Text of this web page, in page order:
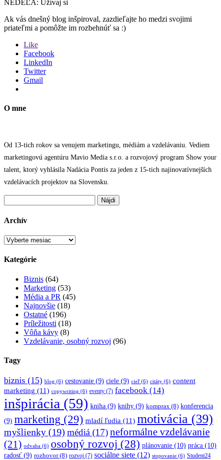
NEDEĽA: Užívaj si
Ak vás dnešný blog inšpiroval, zazdieľajte ho medzi svojimi
priateľmi a pomôžte im rozbehnúť sa :)
Like
Facebook
LinkedIn
Twitter
Gmail
O mne
Od 13-tich rokov sa venujem marketingu, médiám a vzdelávaniu. Vediem
marketingovú agentúru Mavio Media s.r.o. a rozvojový program Show your
talent, ktorý vyhlásila Nadácia Pontis za jeden z 15-tich najinovatívnejších
vzdelávacích projektov na Slovensku.
Archív
Archív
Kategórie
Biznis (64)
Marketing (53)
Média a PR (45)
Najnovšie (18)
Ostatné (196)
Príležitosti (18)
Vôňa kávy (8)
Vzdelávanie, osobný rozvoj (96)
Tagy
biznis (15) blog (6) cestovanie (9) ciele (9) cieľ(6) citáty (6) content
marketing (11) copywriting (6) eventy (7) facebook (14)
inšpirácia (59) kniha (9) knihy (9) komprax (8) konferencia
(9) marketing (29) mladí ľudia (11) motivácia (39)
myšlienky (19) médiá (17)neformálne vzdelávanie
(21) odvaha (6) osobný rozvoj (28) plánovanie (10) práca (10)
radosť (9) rozhovor(8) rozvoj (7) sociálne siete (12) stopovanie (6) Student24